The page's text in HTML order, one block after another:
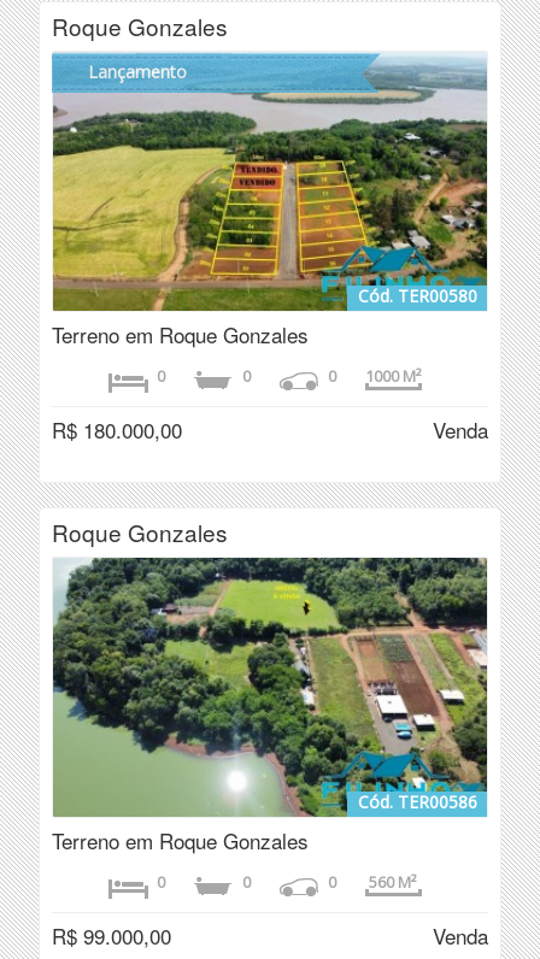
Roque Gonzales
Lançamento
Cód. TER00580
Terreno em Roque Gonzales
0 0 0 1000 M²
R$ 180.000,00 Venda
Roque Gonzales
Cód. TER00586
Terreno em Roque Gonzales
0 0 0 560 M²
R$ 99.000,00 Venda